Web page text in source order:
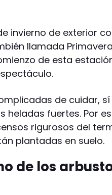
invierno de exterior
llamada
de esta
de cuidar,
heladas fuertes. Por
rigurosos del
plantadas en suelo.
de los